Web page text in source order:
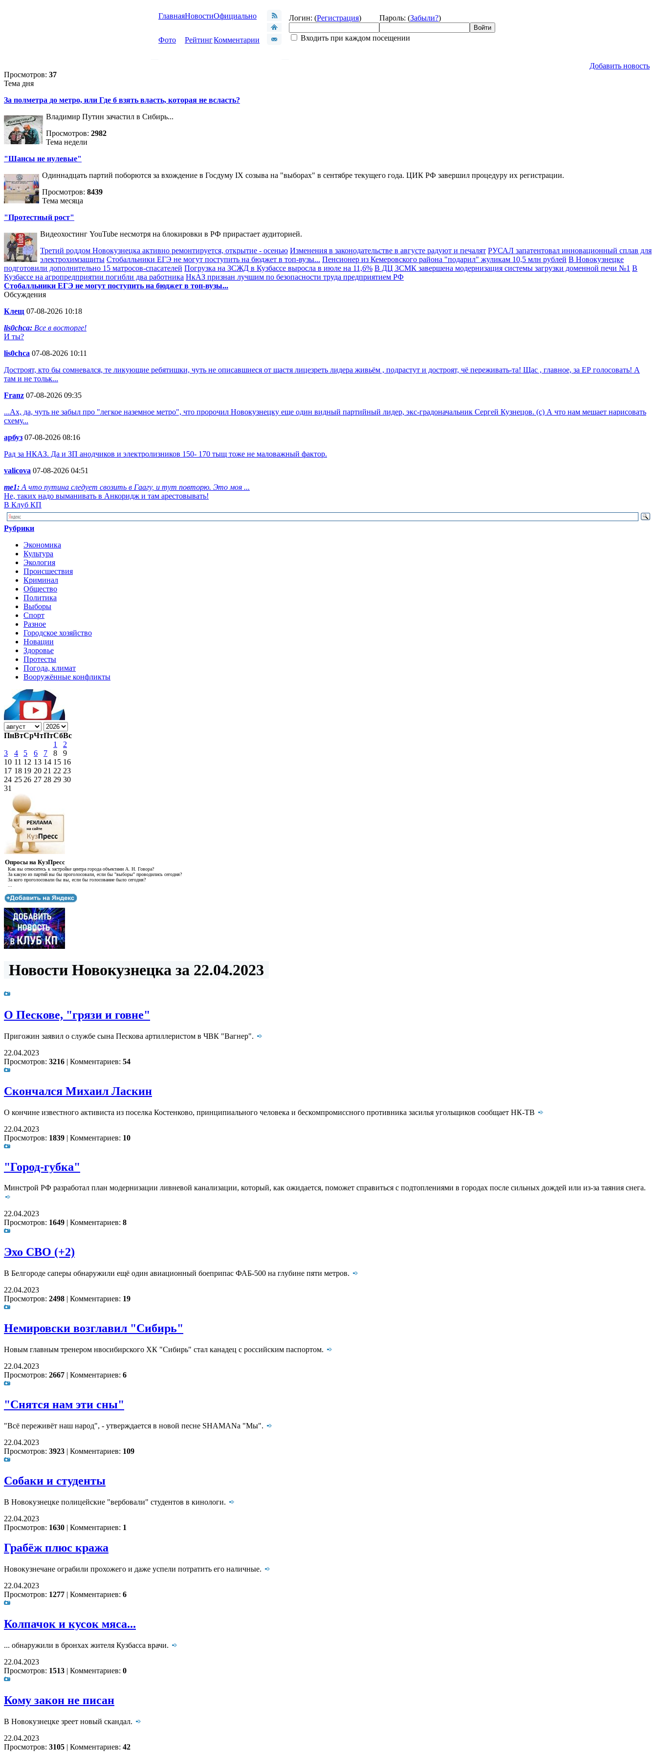
ГлавнаяНовостиОфициально
Фото РейтингКомментарии
Логин: (Регистрация) Пароль: (Забыли?)
Входить при каждом посещении
Добавить новость
Просмотров: 37
Тема дня
За полметра до метро, или Где б взять власть, которая не всласть?
Владимир Путин зачастил в Сибирь...
Просмотров: 2982
Тема недели
"Шансы не нулевые"
Одиннадцать партий поборются за вхождение в Госдуму IX созыва на "выборах" в сентябре текущего года. ЦИК РФ завершил процедуру их регистрации.
Просмотров: 8439
Тема месяца
"Протестный рост"
Видеохостинг YouTube несмотря на блокировки в РФ прирастает аудиторией.
Третий роддом Новокузнецка активно ремонтируется, открытие - осенью Изменения в законодательстве в августе радуют и печалят РУСАЛ запатентовал инновационный сплав для
электрохимзащиты Стобалльники ЕГЭ не могут поступить на бюджет в топ-вузы... Пенсионер из Кемеровского района "подарил" жуликам 10,5 млн рублей В Новокузнецке
подготовили дополнительно 15 матросов-спасателей Погрузка на ЗСЖД в Кузбассе выросла в июле на 11,6% В ДЦ ЗСМК завершена модернизация системы загрузки доменной печи №1 В
Кузбассе на агропредприятии погибли два работника НкАЗ признан лучшим по безопасности труда предприятием РФ
Стобалльники ЕГЭ не могут поступить на бюджет в топ-вузы...
Обсуждения
Клещ 07-08-2026 10:18
lis0chca: Все в восторге!
И ты?
lis0chca 07-08-2026 10:11
Достроят, кто бы сомневался, те ликующие ребятишки, чуть не описавшиеся от щастя лицезреть лидера живьём , подрастут и достроят, чё переживать-та! Щас , главное, за ЕР голосовать! А
там и не тольк...
Franz 07-08-2026 09:35
...Ах, да, чуть не забыл про "легкое наземное метро", что пророчил Новокузнецку еще один видный партийный лидер, экс-градоначальник Сергей Кузнецов. (с) А что нам мешает нарисовать
схему...
арбуз 07-08-2026 08:16
Рад за НКАЗ. Да и ЗП анодчиков и электролизников 150- 170 тыщ тоже не маловажный фактор.
valicova 07-08-2026 04:51
me1: А что путина следует свозить в Гаагу, и тут повторю. Это моя ...
Не, таких надо выманивать в Анкоридж и там арестовывать!
В Клуб КП
Рубрики
Экономика
Культура
Экология
Происшествия
Криминал
Общество
Политика
Выборы
Спорт
Разное
Городское хозяйство
Новации
Здоровье
Протесты
Погода, климат
Вооружённые конфликты
ПнВтСрЧтПтСбВс
1
2
3
4 5 6 7 8
9
10 11 12 13 14 15 16
17 18 19 20 21 22 23
24 25 26 27 28 29 30
31
Опросы на КузПресс
Как вы относитесь к застройке центра города объектами А. Н. Говора?
За какую из партий вы бы проголосовали, если бы "выборы" проводились сегодня?
За кого проголосовали бы вы, если бы голосование было сегодня?
Новости Новокузнецка за 22.04.2023
О Пескове, "грязи и говне"
Пригожин заявил о службе сына Пескова артиллеристом в ЧВК "Вагнер".
22.04.2023
Просмотров: 3216 | Комментариев: 54
Скончался Михаил Ласкин
О кончине известного активиста из поселка Костенково, принципиального человека и бескомпромиссного противника засилья угольщиков сообщает НК-ТВ
22.04.2023
Просмотров: 1839 | Комментариев: 10
"Город-губка"
Минстрой РФ разработал план модернизации ливневой канализации, который, как ожидается, поможет справиться с подтоплениями в городах после сильных дождей или из-за таяния снега.
22.04.2023
Просмотров: 1649 | Комментариев: 8
Эхо СВО (+2)
В Белгороде саперы обнаружили ещё один авиационный боеприпас ФАБ-500 на глубине пяти метров.
22.04.2023
Просмотров: 2498 | Комментариев: 19
Немировски возглавил "Сибирь"
Новым главным тренером нвосибирского ХК "Сибирь" стал канадец с российским паспортом.
22.04.2023
Просмотров: 2667 | Комментариев: 6
"Снятся нам эти сны"
"Всё переживёт наш народ", - утверждается в новой песне SHAMANа "Мы".
22.04.2023
Просмотров: 3923 | Комментариев: 109
Собаки и студенты
В Новокузнецке полицейские "вербовали" студентов в кинологи.
22.04.2023
Просмотров: 1630 | Комментариев: 1
Грабёж плюс кража
Новокузнечане ограбили прохожего и даже успели потратить его наличные.
22.04.2023
Просмотров: 1277 | Комментариев: 6
Колпачок и кусок мяса...
... обнаружили в бронхах жителя Кузбасса врачи.
22.04.2023
Просмотров: 1513 | Комментариев: 0
Кому закон не писан
В Новокузнецке зреет новый скандал.
22.04.2023
Просмотров: 3105 | Комментариев: 42